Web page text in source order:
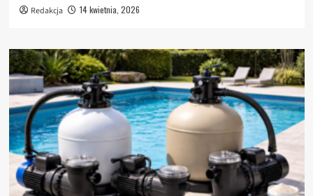
Redakcja 14 kwietnia, 2026